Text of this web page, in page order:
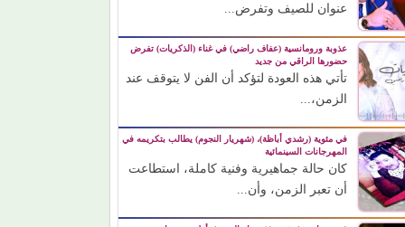
عنوان للصيف وتفرض...
عذوبة ورومانسية (عفاف راضي) في غناء (الذكريات) تفرض
حضورها الراقي من جديد
تأتي هذه العودة لتؤكد أن الفن لا يتوقف عند
الزمن،...
في مئوية (رشدي أباظة)، (شهريار النجوم) يطالب بتكريمه في
المهرجانات السينمائية
كان حالة جماهيرية وفنية كاملة، استطاعت
أن تعبر الزمن، وأن...